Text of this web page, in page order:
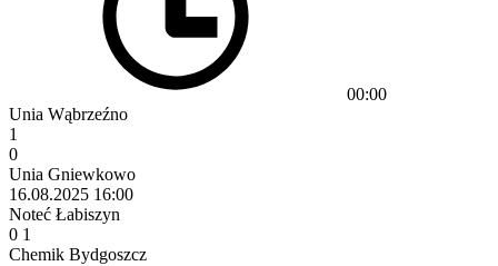
00:00
Unia Wąbrzeźno
1
0
Unia Gniewkowo
16.08.2025 16:00
Noteć Łabiszyn
0 1
Chemik Bydgoszcz